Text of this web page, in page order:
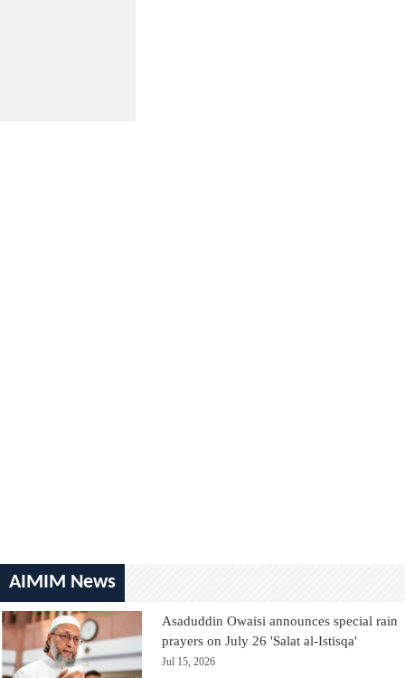
AIMIM News
Asaduddin Owaisi announces special rain
prayers on July 26 'Salat al-Istisqa'
Jul 15, 2026